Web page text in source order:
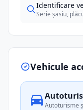
Identificare
Serie șasiu,
Vehicule
Autoturisme